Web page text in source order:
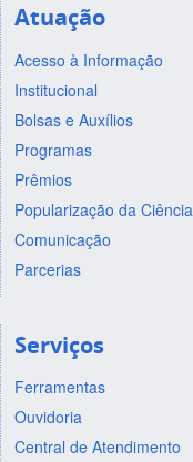
Atuação
Acesso à Informação
Institucional
Bolsas e Auxílios
Programas
Prêmios
Popularização da Ciência
Comunicação
Parcerias
Serviços
Ferramentas
Ouvidoria
Central de Atendimento